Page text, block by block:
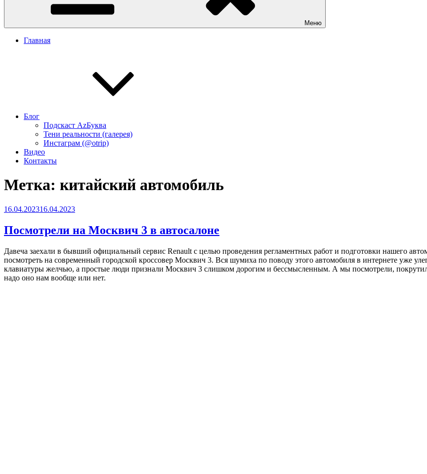
Меню
Главная
Блог
Подскаст АzБуква
Тени реальности (галерея)
Инстаграм (@otrip)
Видео
Контакты
Метка: китайский автомобиль
Опубликовано
16.04.202316.04.2023
Посмотрели на Москвич 3 в автосалоне
Давеча заехали в бывший официальный сервис Renault с целью проведения регламентных работ и подготовки нашего
посмотреть на современный городской кроссовер Москвич 3. Вся шумиха по поводу этого автомобиля в интернете уже
клавиатуры желчью, а простые люди признали Москвич 3 слишком дорогим и бессмысленным. А мы посмотрели,
надо оно нам вообще или нет.